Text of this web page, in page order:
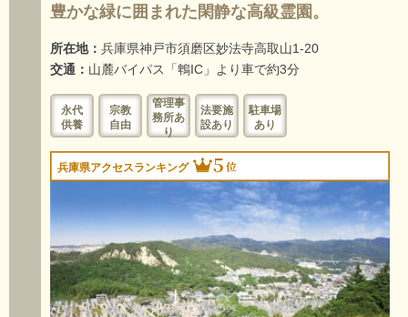
豊かな緑に囲まれた閑静な高級霊園。
所在地： 兵庫県神戸市須磨区妙法寺高取山1-20
交通： 山麓バイパス「鵯IC」より車で約3分
永代
供養
宗教
自由
管理事
務所あ
り
法要施
設あり
駐車場
あり
兵庫県アクセスランキング 5位